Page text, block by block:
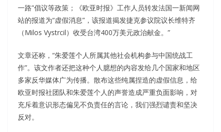
一路”倡议等政策；《欧亚时报》工作人员转发法国一新闻网
站的报道为“虚假消息”，该报道揭发捷克参议院议长维特齐
（Milos Vystrcil）收受台湾400万美元政治献金。”
文章还称，“朱爱莲个人所属其他社会机构参与中国统战工
作”。该文作者还把这种个人臆想的内容发给几个国家和地区
多家反华媒体广为传播。散布这些纯属捏造的虚假信息，给
欧亚时报社团队和朱爱莲个人的声誉造成严重负面影响，对
充斥着意识形态偏见不负责任的言论，我们强烈谴责和坚决
反对。